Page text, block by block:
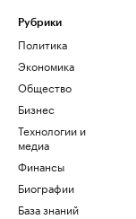
Рубрики
Политика
Экономика
Общество
Бизнес
Технологии и
медиа
Финансы
Биографии
База знаний